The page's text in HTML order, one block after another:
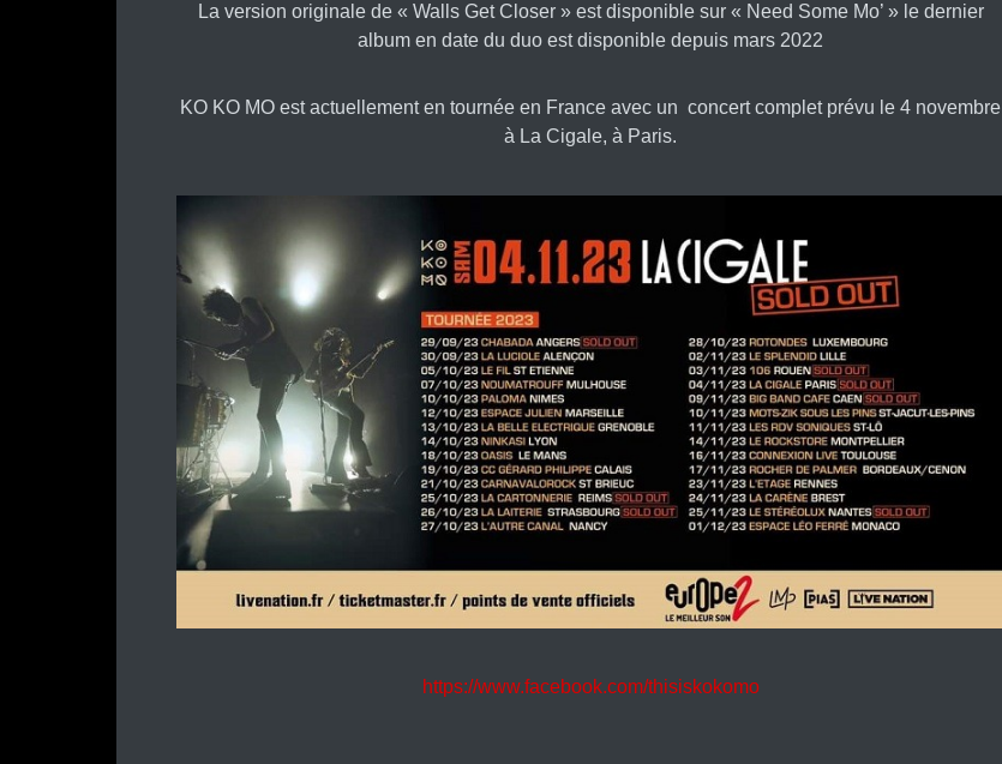
La version originale de « Walls Get Closer » est disponible sur « Need Some Mo’ » le dernier
album en date du duo est disponible depuis mars 2022
KO KO MO est actuellement en tournée en France avec un concert complet prévu le 4 novembre
à La Cigale, à Paris.
https://www.facebook.com/thisiskokomo